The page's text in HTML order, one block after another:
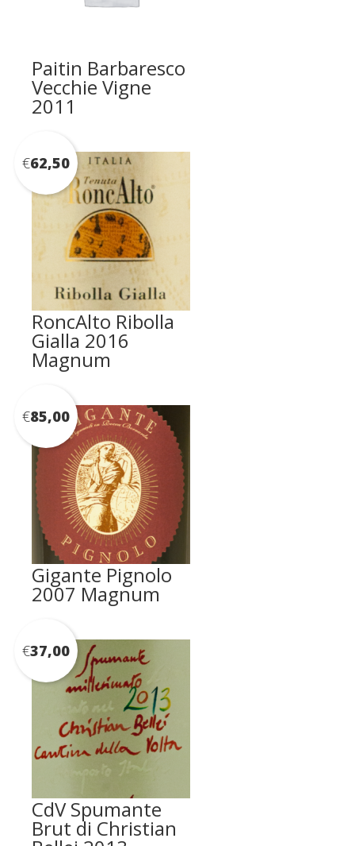
Paitin Barbaresco
Vecchie Vigne
2011
RoncAlto Ribolla
Gialla 2016
Magnum
€62,50
Gigante Pignolo
2007 Magnum
€85,00
CdV Spumante
Brut di Christian
€37,00